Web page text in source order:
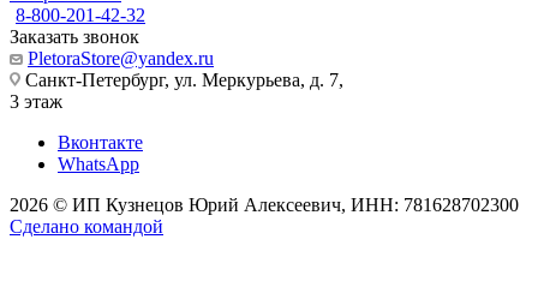
8-800-201-42-32
Заказать звонок
PletoraStore@yandex.ru
Санкт-Петербург, ул. Меркурьева, д. 7,
3 этаж
Вконтакте
WhatsApp
2026 © ИП Кузнецов Юрий Алексеевич, ИНН: 781628702300
Сделано командой